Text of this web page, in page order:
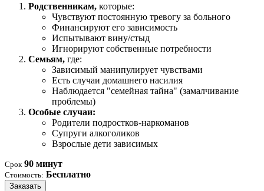
Родственникам, которые:
Чувствуют постоянную тревогу за больного
Финансируют его зависимость
Испытывают вину/стыд
Игнорируют собственные потребности
Семьям, где:
Зависимый манипулирует чувствами
Есть случаи домашнего насилия
Наблюдается "семейная тайна" (замалчивание
проблемы)
Особые случаи:
Родители подростков-наркоманов
Супруги алкоголиков
Взрослые дети зависимых
Срок 90 минут
Стоимость: Бесплатно
Заказать